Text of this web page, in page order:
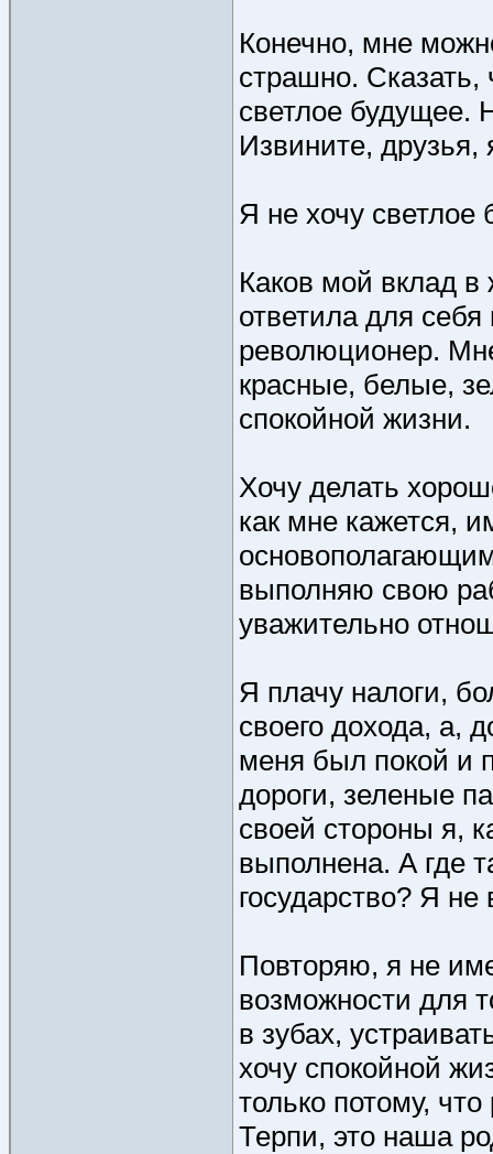
Конечно, мне
страшно. Сказать,
светлое будущее.
Извините,
Я не хочу светлое
Каков мой вклад
ответила для
революционер.
красные, белые,
спокойной жизни.
Хочу делать
как мне кажется,
выполняю свою
уважительно
Я плачу налоги,
своего дохода, а,
меня был покой и
дороги, зеленые
своей стороны я,
выполнена. А где
государство? Я не
Повторяю, я не
возможности для
в зубах,
хочу спокойной
только потому,
Терпи, это наша